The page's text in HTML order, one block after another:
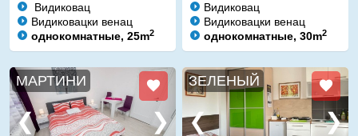
Видиковац
Видиковацки венац
однокомнатные, 25m2
Видиковац
Видиковацки венац
однокомнатные, 30m2
МАРТИНИ ЗЕЛЕНЫЙ